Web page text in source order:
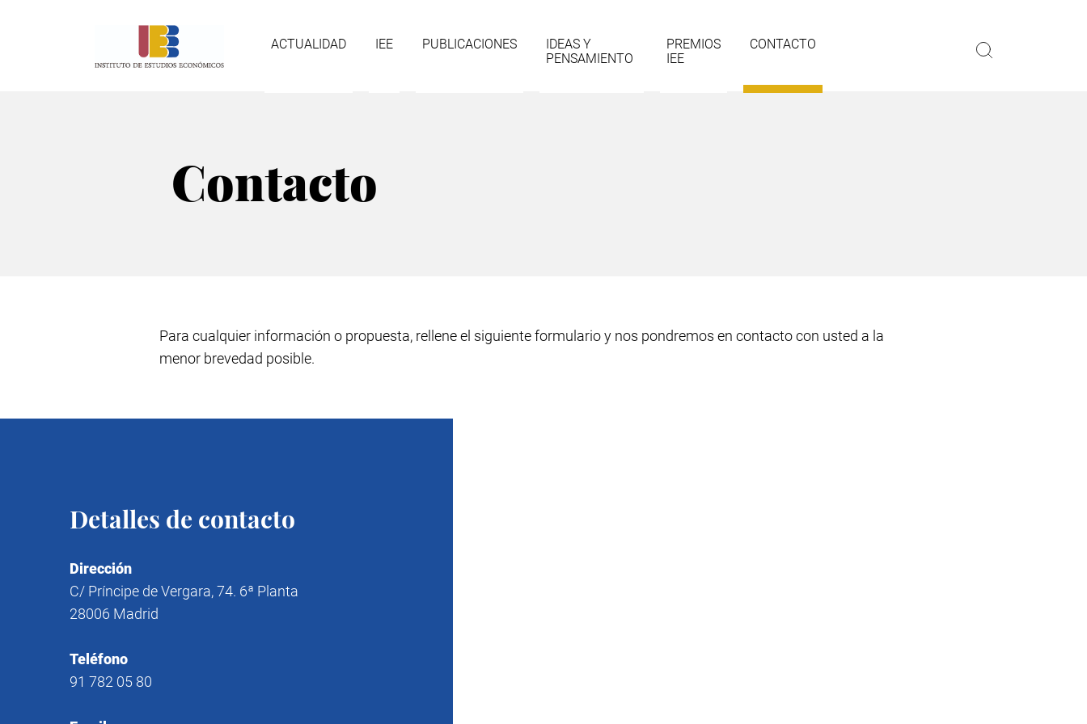
Navegación
ACTUALIDAD IEE PUBLICACIONES
IDEAS Y
PENSAMIENTO
PREMIOS
IEE
CONTACTO
Contacto
Para cualquier información o propuesta, rellene el siguiente formulario y nos pondremos en contacto con usted a la
menor brevedad posible.
Detalles de contacto
Dirección
C/ Príncipe de Vergara, 74. 6ª Planta
28006 Madrid
Teléfono
91 782 05 80